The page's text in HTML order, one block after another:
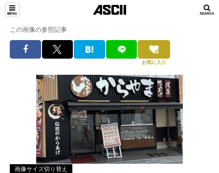
この画像の参照記事
お気に入り
画像サイズ切り替え